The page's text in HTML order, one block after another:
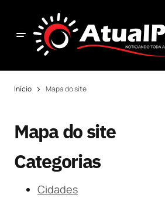
Início Mapa do site
Mapa do site
Categorias
Cidades